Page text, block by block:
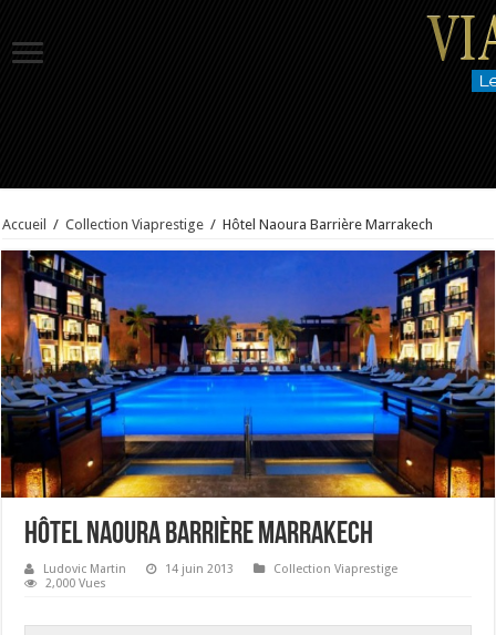
Accueil / Collection Viaprestige / Hôtel Naoura Barrière Marrakech
Hôtel Naoura Barrière Marrakech
Ludovic Martin 14 juin 2013
Collection Viaprestige
2,000 Vues